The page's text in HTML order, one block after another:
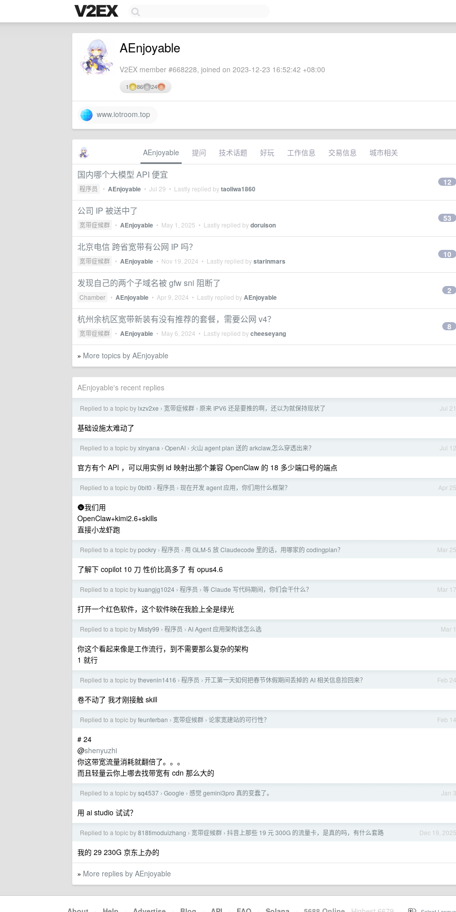
AEnjoyable
V2EX member #668228, joined on 2023-12-23 16:52:42 +08:00
1 86 24
www.iotroom.top
AEnjoyable 提问 技术话题 好玩 工作信息 交易信息 城市相关
国内哪个大模型 API 便宜
程序员 • AEnjoyable • Jul 29 • Lastly replied bytaoliwa1860
12
公司 IP 被送中了
宽带症候群 • AEnjoyable • May 1, 2025 • Lastly replied bydoruison
53
北京电信 跨省宽带有公网 IP 吗？
宽带症候群 • AEnjoyable • Nov 19, 2024 • Lastly replied bystarinmars
10
发现自己的两个子域名被 gfw sni 阻断了
Chamber • AEnjoyable • Apr 9, 2024 • Lastly replied byAEnjoyable
2
杭州余杭区宽带新装有没有推荐的套餐，需要公网 v4？
宽带症候群 • AEnjoyable • May 6, 2024 • Lastly replied bycheeseyang
8
» More topics by AEnjoyable
AEnjoyable's recent replies
Jul 21
Replied to a topic by lxzv2xe › 宽带症候群 › 原来 IPV6 还是要推的啊，还以为就保持现状了
基础设施太难动了
Jul 12
Replied to a topic byxinyana › OpenAI › 火山 agent plan 送的 arkclaw,怎么穿透出来？
官方有个 API ，可以用实例 id 映射出那个兼容 OpenClaw 的 18 多少端口号的端点
Apr 25
Replied to a topic by0bit0 › 程序员 › 现在开发 agent 应用，你们用什么框架？
🌚我们用
OpenClaw+kimi2.6+skills
直接小龙虾跑
Mar 25
Replied to a topic bypockry › 程序员 › 用 GLM-5 放 Claudecode 里的话，用哪家的 codingplan？
了解下 copilot 10 刀 性价比高多了 有 opus4.6
Mar 17
Replied to a topic bykuangjg1024 › 程序员 › 等 Claude 写代码期间，你们会干什么？
打开一个红色软件，这个软件映在我脸上全是绿光
Mar 1
Replied to a topic by Misty99 › 程序员 › AI Agent 应用架构该怎么选
你这个看起来像是工作流行，到不需要那么复杂的架构
1 就行
Feb 24
Replied to a topic bythevenin1416 › 程序员 › 开工第一天如何把春节休假期间丢掉的 AI 相关信息捡回来？
卷不动了 我才刚接触 skill
Feb 14
Replied to a topic byfeunterban › 宽带症候群 › 论家宽建站的可行性？
# 24
@shenyuzhi
你这带宽流量消耗就翻倍了。。。
而且轻量云你上哪去找带宽有 cdn 那么大的
Jan 3
Replied to a topic bysq4537 › Google › 感觉 gemini3pro 真的变蠢了。
用 ai studio 试试？
Dec 19, 2025
Replied to a topic by818timoduizhang › 宽带症候群 › 抖音上那些 19 元 300G 的流量卡，是真的吗，有什么套路
我的 29 230G 京东上办的
» More replies by AEnjoyable